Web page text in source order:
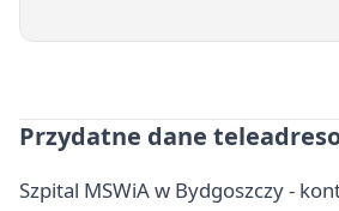
Przydatne dane
Szpital MSWiA w Bydgoszczy -